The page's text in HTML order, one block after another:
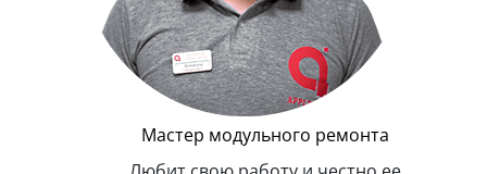
Мастер модульного ремонта